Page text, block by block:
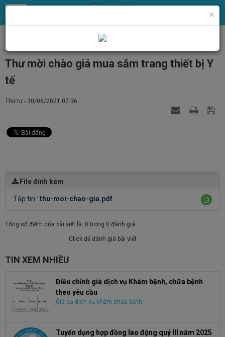
Tin tức, thông báo chung
Thư mời chào giá mua sắm trang thiết bị Y
tế
Thứ tư - 30/06/2021 07:36
File đính kèm
Tập tin : thu-moi-chao-gia.pdf
Tổng số điểm của bài viết là: 0 trong 0 đánh giá
Click để đánh giá bài viết
TIN XEM NHIỀU
Điều chỉnh giá dịch vụ Khám bệnh, chữa bệnh
theo yêu cầu
Giá cả dịch vụ khám chữa bệnh
Tuyển dụng hợp đồng lao động quý III năm 2025
×